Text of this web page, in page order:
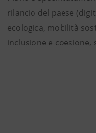
rilancio del paese
ecologica, mobilità
inclusione e coesione,